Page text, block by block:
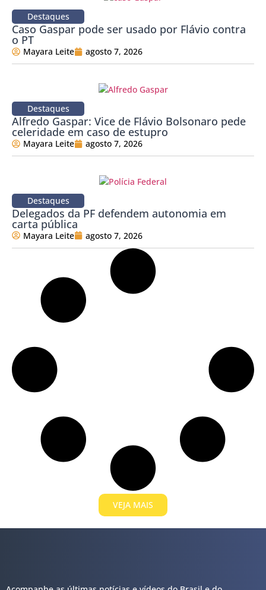
Destaques
Caso Gaspar pode ser usado por Flávio contra
o PT
Mayara Leite agosto 7, 2026
Destaques
Alfredo Gaspar: Vice de Flávio Bolsonaro pede
celeridade em caso de estupro
Mayara Leite agosto 7, 2026
Destaques
Delegados da PF defendem autonomia em
carta pública
Mayara Leite agosto 7, 2026
VEJA MAIS